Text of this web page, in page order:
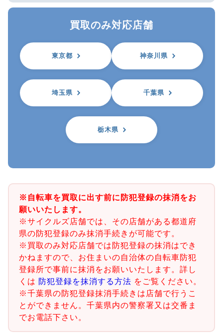
買取のみ対応店舗
東京都 神奈川県
埼玉県 千葉県
栃木県
※自転車を買取に出す前に防犯登録の抹消をお
願いいたします。
※サイクルズ店舗では、その店舗がある都道府
県の防犯登録のみ抹消手続きが可能です。
※買取のみ対応店舗では防犯登録の抹消はでき
かねますので、お住まいの自治体の自転車防犯
登録所で事前に抹消をお願いいたします。詳し
くは 防犯登録を抹消する方法 をご覧ください。
※千葉県の防犯登録抹消手続きは店舗で行うこ
とができません。千葉県内の警察署又は交番ま
でお電話下さい。